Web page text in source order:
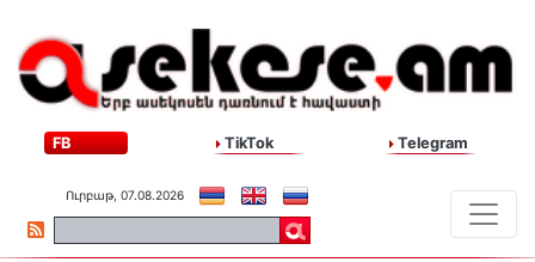
FB TikTok Telegram
Ուրբաթ, 07.08.2026